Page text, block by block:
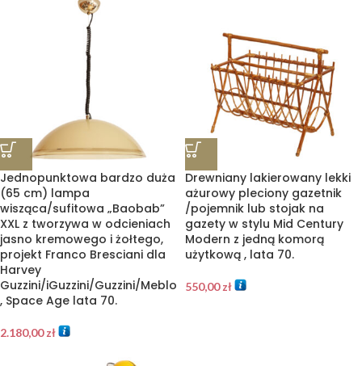
Jednopunktowa bardzo duża
(65 cm) lampa
wisząca/sufitowa „Baobab”
XXL z tworzywa w odcieniach
jasno kremowego i żołtego,
projekt Franco Bresciani dla
Harvey
Guzzini/iGuzzini/Guzzini/Meblo
, Space Age lata 70.
2.180,00zł
Drewniany lakierowany lekki
ażurowy pleciony gazetnik
/pojemnik lub stojak na
gazety w stylu Mid Century
Modern z jedną komorą
użytkową , lata 70.
550,00zł